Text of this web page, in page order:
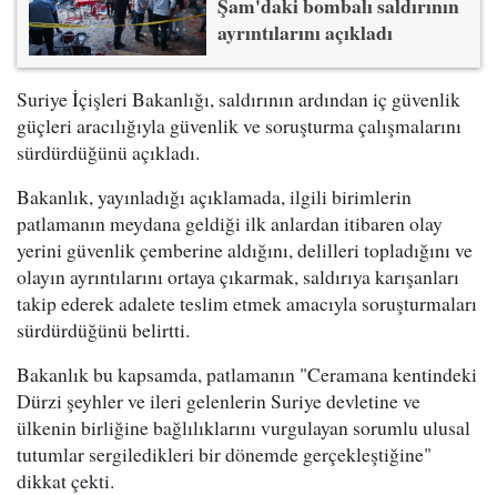
ayrıntılarını açıkladı
Suriye İçişleri Bakanlığı, saldırının ardından iç güvenlik
güçleri aracılığıyla güvenlik ve soruşturma çalışmalarını
sürdürdüğünü açıkladı.
Bakanlık, yayınladığı açıklamada, ilgili birimlerin
patlamanın meydana geldiği ilk anlardan itibaren olay
yerini güvenlik çemberine aldığını, delilleri topladığını ve
olayın ayrıntılarını ortaya çıkarmak, saldırıya karışanları
takip ederek adalete teslim etmek amacıyla soruşturmaları
sürdürdüğünü belirtti.
Bakanlık bu kapsamda, patlamanın "Ceramana kentindeki
Dürzi şeyhler ve ileri gelenlerin Suriye devletine ve
ülkenin birliğine bağlılıklarını vurgulayan sorumlu ulusal
tutumlar sergiledikleri bir dönemde gerçekleştiğine"
dikkat çekti.